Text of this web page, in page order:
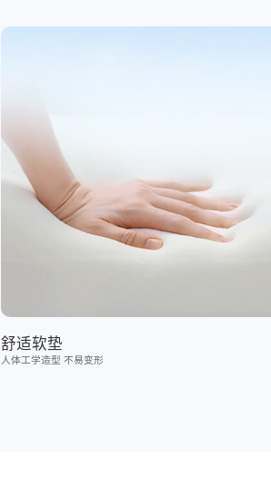
舒适软垫
人体工学造型 不易变形